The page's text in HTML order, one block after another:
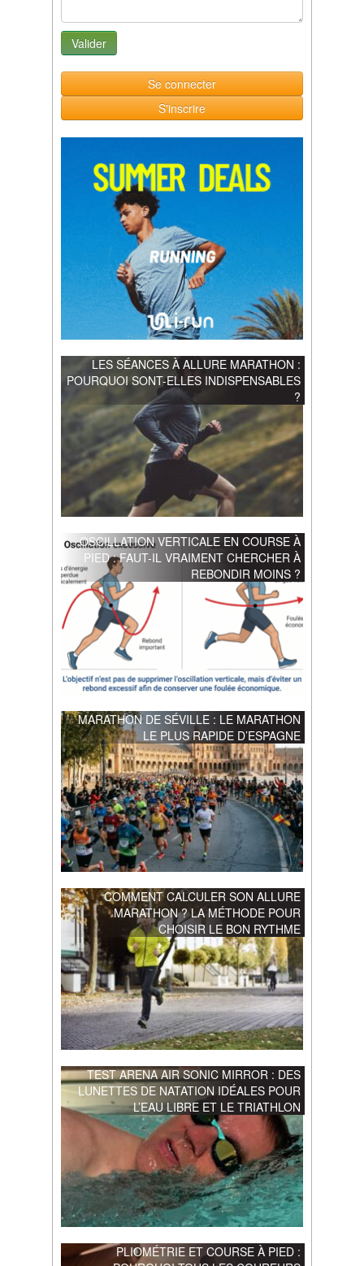
Se connecter
S'inscrire
LES SÉANCES À ALLURE MARATHON :
POURQUOI SONT-ELLES INDISPENSABLES
?
OSCILLATION VERTICALE EN COURSE À
PIED : FAUT-IL VRAIMENT CHERCHER À
REBONDIR MOINS ?
MARATHON DE SÉVILLE : LE MARATHON
LE PLUS RAPIDE D’ESPAGNE
COMMENT CALCULER SON ALLURE
MARATHON ? LA MÉTHODE POUR
CHOISIR LE BON RYTHME
TEST ARENA AIR SONIC MIRROR : DES
LUNETTES DE NATATION IDÉALES POUR
L’EAU LIBRE ET LE TRIATHLON
PLIOMÉTRIE ET COURSE À PIED :